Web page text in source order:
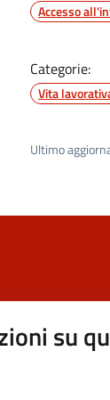
Accesso
Categorie:
Vita
Ultimo
su